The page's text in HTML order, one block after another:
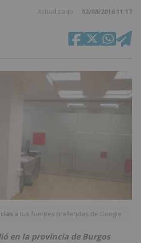
Actualizado 02/08/2016 11:17
a tus fuentes preferidas de Google
en la provincia de Burgos